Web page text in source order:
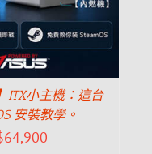
ITX小主機：這台
安裝教學。
64,900